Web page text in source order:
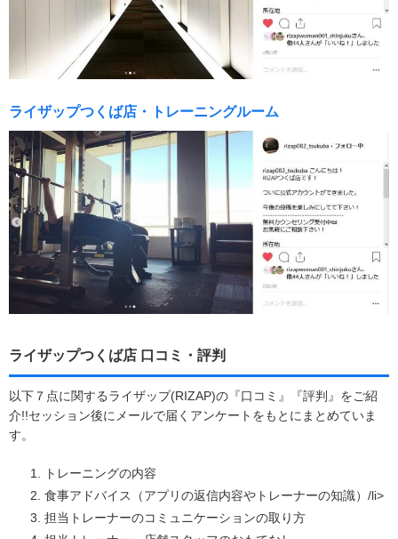
ライザップつくば店・トレーニングルーム
ライザップつくば店 口コミ・評判
以下７点に関するライザップ(RIZAP)の『口コミ』『評判』をご紹
介!!セッション後にメールで届くアンケートをもとにまとめていま
す。
トレーニングの内容
食事アドバイス（アプリの返信内容やトレーナーの知識）/li>
担当トレーナーのコミュニケーションの取り方